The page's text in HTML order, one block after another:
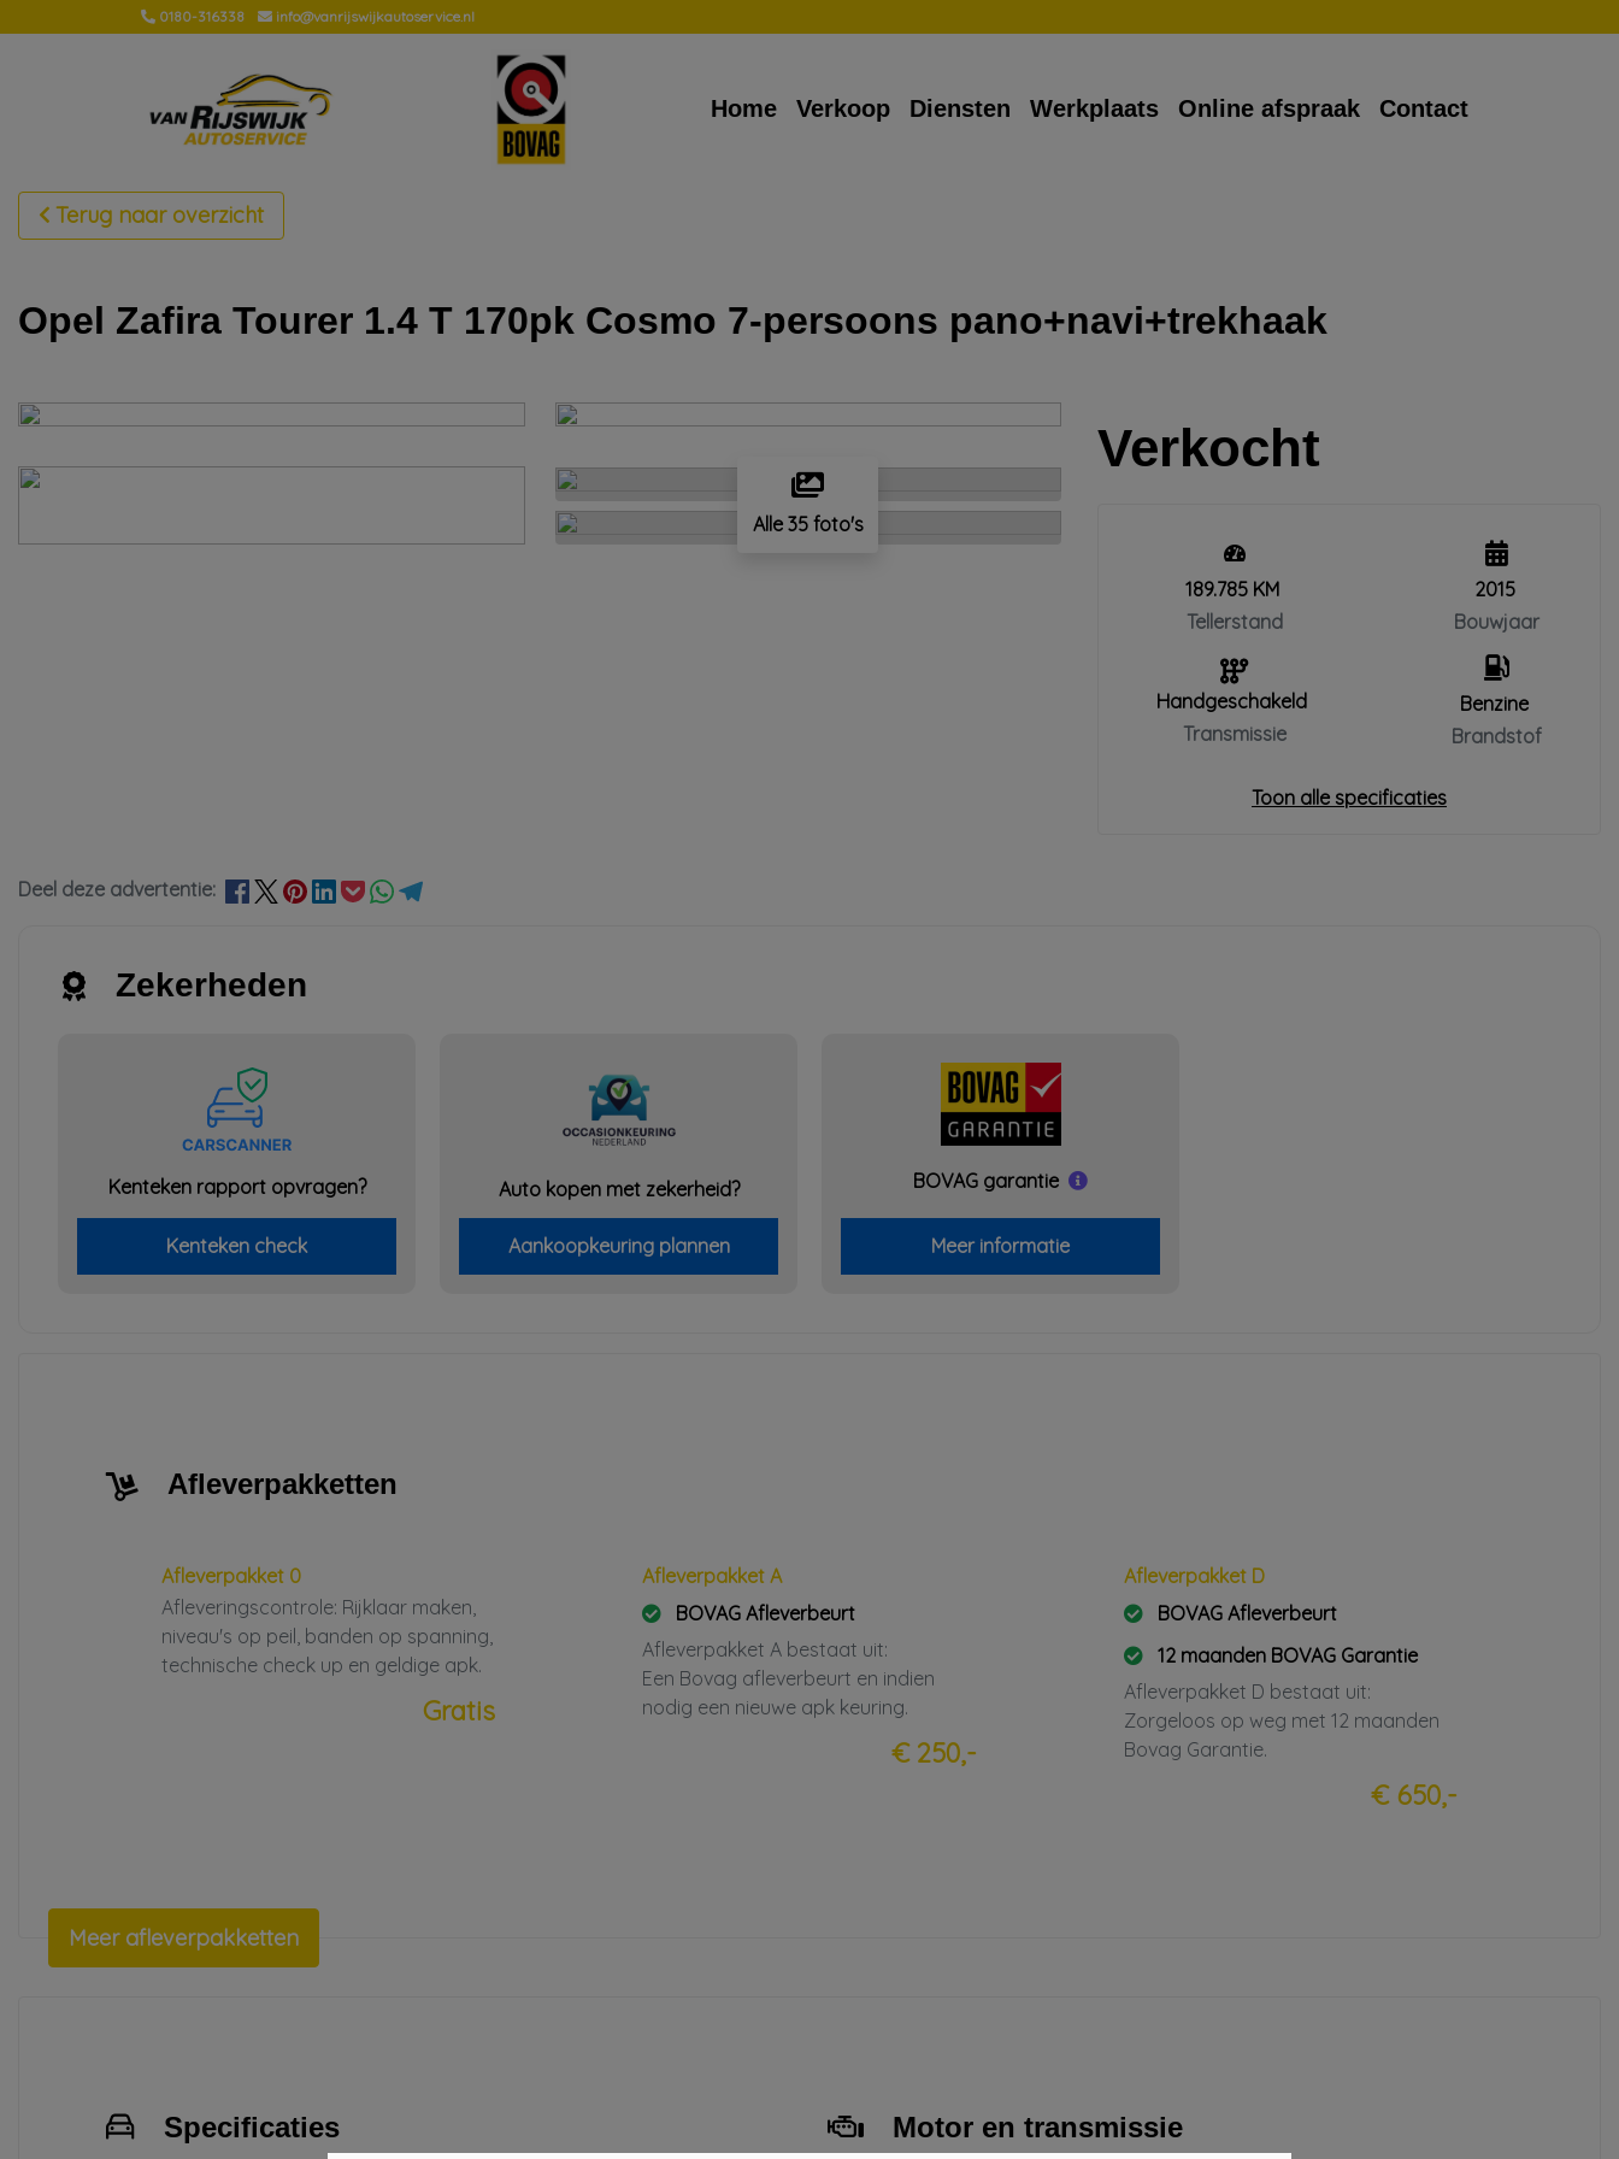
0180-316338 info@vanrijswijkautoservice.nl
Home Verkoop Diensten Werkplaats Online afspraak Contact
Terug naar overzicht
Opel Zafira Tourer 1.4 T 170pk Cosmo 7-persoons pano+navi+trekhaak
Alle 35 foto's
Verkocht
189.785 KM
Tellerstand
Handgeschakeld
Transmissie
2015
Bouwjaar
Benzine
Brandstof
Toon alle specificaties
Deel deze advertentie:
Zekerheden
Kenteken rapport opvragen?
Kenteken check
Auto kopen met zekerheid?
Aankoopkeuring plannen
BOVAG garantie
Meer informatie
Afleverpakketten
Afleverpakket 0
Afleveringscontrole: Rijklaar maken,
niveau's op peil, banden op spanning,
technische check up en geldige apk.
Gratis
Afleverpakket A
BOVAG Afleverbeurt
Afleverpakket A bestaat uit:
Een Bovag afleverbeurt en indien
nodig een nieuwe apk keuring.
€ 250,-
Afleverpakket D
BOVAG Afleverbeurt
12 maanden BOVAG Garantie
Afleverpakket D bestaat uit:
Zorgeloos op weg met 12 maanden
Bovag Garantie.
€ 650,-
Meer afleverpakketten
Specificaties Motor en transmissie